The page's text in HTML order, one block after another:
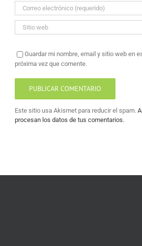
Guardar mi nombre, email y sitio web en
próxima vez que comente.
Este sitio usa Akismet para reducir el spam.
procesan los datos de tus comentarios.